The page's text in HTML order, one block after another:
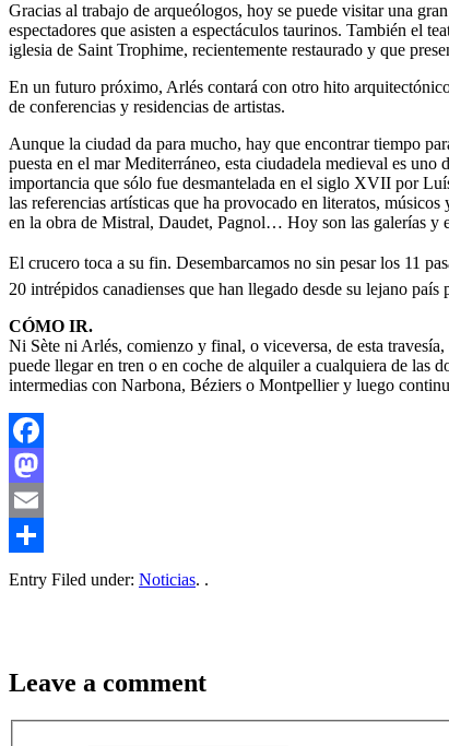
Gracias al trabajo de arqueólogos, hoy se puede visitar una
espectadores que asisten a espectáculos taurinos. También el
iglesia de Saint Trophime, recientemente restaurado y que
En un futuro próximo, Arlés contará con otro hito
de conferencias y residencias de artistas.
Aunque la ciudad da para mucho, hay que encontrar tiempo
puesta en el mar Mediterráneo, esta ciudadela medieval es
importancia que sólo fue desmantelada en el siglo XVII por
las referencias artísticas que ha provocado en literatos,
en la obra de Mistral, Daudet, Pagnol… Hoy son las galerías y
El crucero toca a su fin. Desembarcamos no sin pesar los 11
20 intrépidos canadienses que han llegado desde su lejano
CÓMO IR.
Ni Sète ni Arlés, comienzo y final, o viceversa, de esta
puede llegar en tren o en coche de alquiler a cualquiera de
intermedias con Narbona, Béziers o Montpellier y luego
Facebook
Mastodon
Email
Compartir
Entry Filed under: Noticias. .
Leave a comment